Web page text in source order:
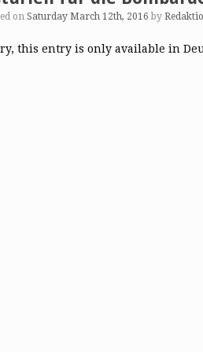
on Saturday March 12th, 2016 by
this entry is only available in